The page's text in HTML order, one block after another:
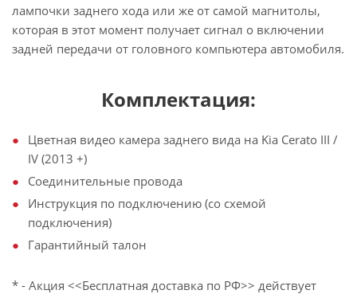
лампочки заднего хода или же от самой магнитолы,
которая в этот момент получает сигнал о включении
задней передачи от головного компьютера автомобиля.
Комплектация:
Цветная видео камера заднего вида на Kia Cerato III /
IV (2013 +)
Соединительные провода
Инструкция по подключению (со схемой
подключения)
Гарантийный талон
* - Акция <<Бесплатная доставка по РФ>> действует